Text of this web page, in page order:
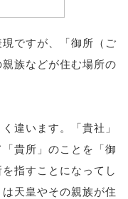
ですが、「御所（ご
族などが住む場所の
違います。「貴社」
貴所」のことを「御
指すことになってし
天皇やその親族が住